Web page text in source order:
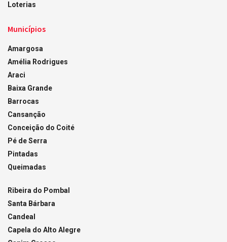
Loterias
Municípios
Amargosa
Amélia Rodrigues
Araci
Baixa Grande
Barrocas
Cansanção
Conceição do Coité
Pé de Serra
Pintadas
Queimadas
Ribeira do Pombal
Santa Bárbara
Candeal
Capela do Alto Alegre